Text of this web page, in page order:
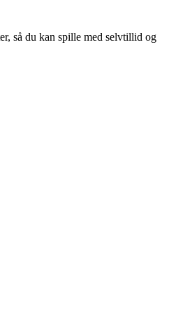
så du kan spille med selvtillid og